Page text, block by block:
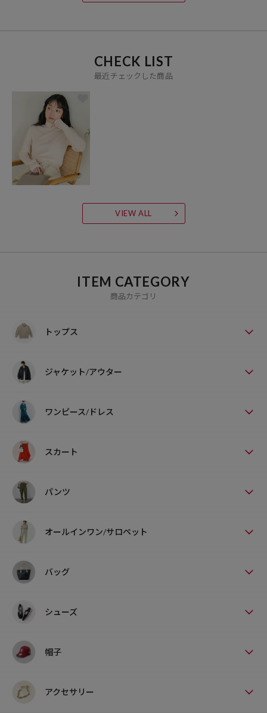
CHECK LIST
最近チェックした商品
VIEW ALL
ITEM CATEGORY
商品カテゴリ
トップス
ジャケット/アウター
ワンピース/ドレス
スカート
パンツ
オールインワン/サロペット
バッグ
シューズ
帽子
アクセサリー